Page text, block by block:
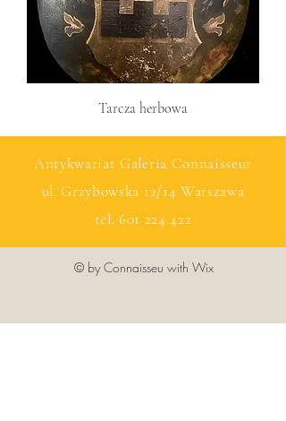
Tarcza herbowa
Antykwariat Galeria Connaisseur
ul. Grzybowska 12/14 Warszawa
tel. 601 224 422
© by Connaisseu with Wix